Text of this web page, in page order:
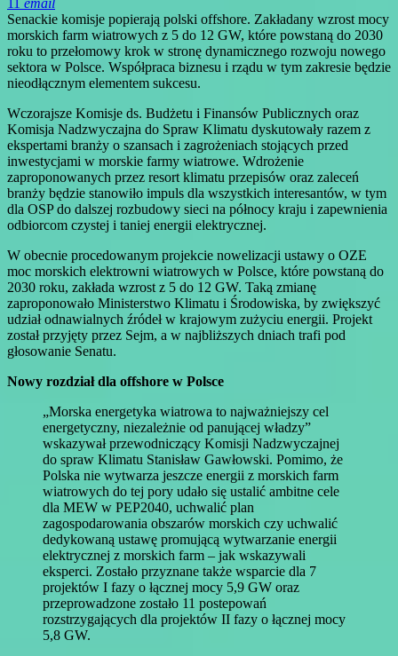
Senackie komisje popierają polski offshore. Zakładany wzrost mocy
morskich farm wiatrowych z 5 do 12 GW, które powstaną do 2030
roku to przełomowy krok w stronę dynamicznego rozwoju nowego
sektora w Polsce. Współpraca biznesu i rządu w tym zakresie będzie
nieodłącznym elementem sukcesu.
Wczorajsze Komisje ds. Budżetu i Finansów Publicznych oraz
Komisja Nadzwyczajna do Spraw Klimatu dyskutowały razem z
ekspertami branży o szansach i zagrożeniach stojących przed
inwestycjami w morskie farmy wiatrowe. Wdrożenie
zaproponowanych przez resort klimatu przepisów oraz zaleceń
branży będzie stanowiło impuls dla wszystkich interesantów, w tym
dla OSP do dalszej rozbudowy sieci na północy kraju i zapewnienia
odbiorcom czystej i taniej energii elektrycznej.
W obecnie procedowanym projekcie nowelizacji ustawy o OZE
moc morskich elektrowni wiatrowych w Polsce, które powstaną do
2030 roku, zakłada wzrost z 5 do 12 GW. Taką zmianę
zaproponowało Ministerstwo Klimatu i Środowiska, by zwiększyć
udział odnawialnych źródeł w krajowym zużyciu energii. Projekt
został przyjęty przez Sejm, a w najbliższych dniach trafi pod
głosowanie Senatu.
Nowy rozdział dla offshore w Polsce
„Morska energetyka wiatrowa to najważniejszy cel
energetyczny, niezależnie od panującej władzy”
wskazywał przewodniczący Komisji Nadzwyczajnej
do spraw Klimatu Stanisław Gawłowski. Pomimo, że
Polska nie wytwarza jeszcze energii z morskich farm
wiatrowych do tej pory udało się ustalić ambitne cele
dla MEW w PEP2040, uchwalić plan
zagospodarowania obszarów morskich czy uchwalić
dedykowaną ustawę promującą wytwarzanie energii
elektrycznej z morskich farm – jak wskazywali
eksperci. Zostało przyznane także wsparcie dla 7
projektów I fazy o łącznej mocy 5,9 GW oraz
przeprowadzone zostało 11 postepowań
rozstrzygających dla projektów II fazy o łącznej mocy
5,8 GW.